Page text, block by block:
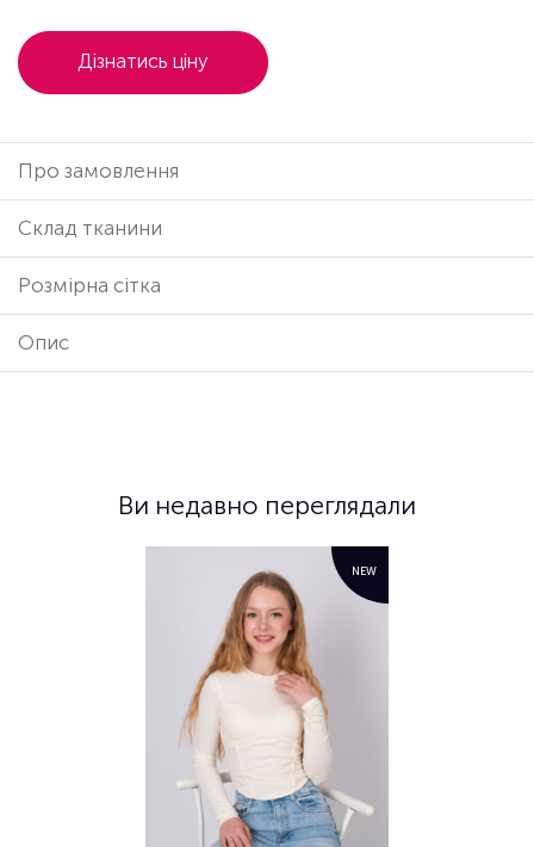
Дізнатись ціну
Про замовлення
Cклад тканини
Розмірна сітка
Опис
Ви недавно переглядали
NEW